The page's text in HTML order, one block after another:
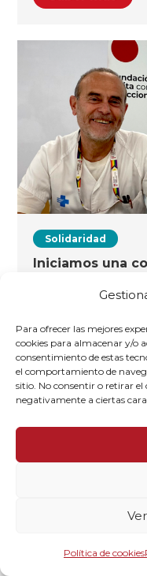
Para ofrecer las mejores
cookies para almacenar y/o
consentimiento de estas
el comportamiento de
sitio. No consentir o retirar
negativamente a ciertas
Política de cookies
Solidaridad
Iniciamos una
Mozambique